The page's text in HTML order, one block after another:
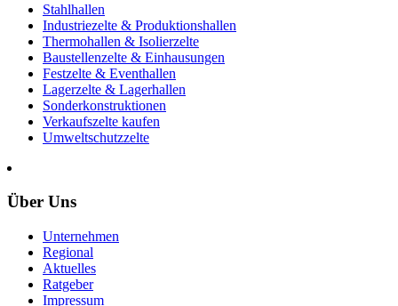
Stahlhallen
Industriezelte & Produktionshallen
Thermohallen & Isolierzelte
Baustellenzelte & Einhausungen
Festzelte & Eventhallen
Lagerzelte & Lagerhallen
Sonderkonstruktionen
Verkaufszelte kaufen
Umweltschutzzelte
Über Uns
Unternehmen
Regional
Aktuelles
Ratgeber
Impressum